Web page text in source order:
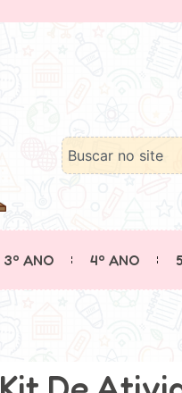
3º ANO 4º ANO